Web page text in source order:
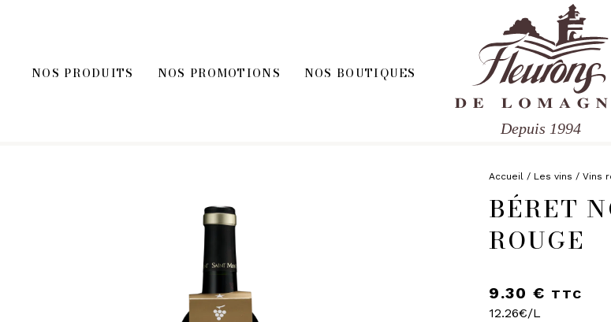
NOS PRODUITS NOS PROMOTIONS NOS BOUTIQUES
Depuis 1994
ACCOMPAGNEMENT FOIE GRAS
BLOCS DE FOIE GRAS DE CANARD
ÉPICERIE
CHOCOLATS ET
Accueil / Les vins / Vins
BÉRET
ROUGE
9.30 € TTC
12.26€/L